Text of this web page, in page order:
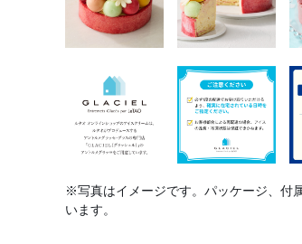
※写真はイメージです。パッケージ、付
います。